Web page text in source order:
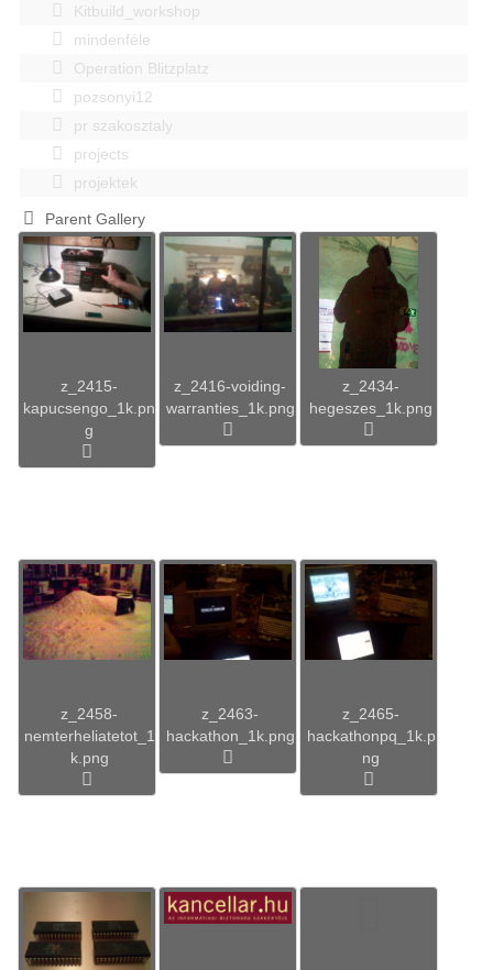
Kitbuild_workshop
mindenféle
Operation Blitzplatz
pozsonyi12
pr szakosztaly
projects
projektek
Parent Gallery
z_2415-
kapucsengo_1k.pn
g
z_2416-voiding-
warranties_1k.png
z_2434-
hegeszes_1k.png
z_2458-
nemterheliatetot_1
k.png
z_2463-
hackathon_1k.png
z_2465-
hackathonpq_1k.p
ng